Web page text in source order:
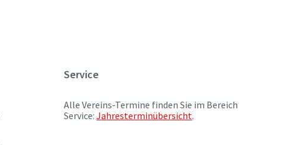
Service
Alle Vereins-Termine finden Sie im Bereich
Service:Jahresterminübersicht.